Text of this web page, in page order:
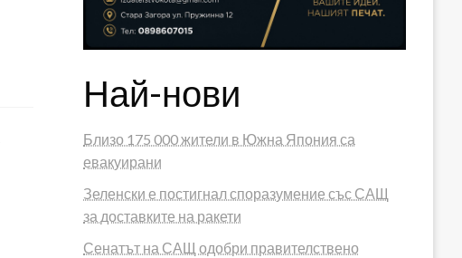
Най-нови
Близо 175 000 жители в Южна Япония са
евакуирани
Зеленски е постигнал споразумение със САЩ
за доставките на ракети
Сенатът на САЩ одобри правителствено